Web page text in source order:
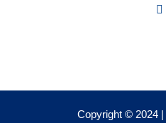
Copyright © 2024 |